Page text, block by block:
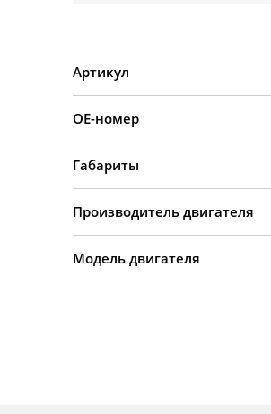
Артикул
OE-номер
Габариты
Производитель двигателя
Модель двигателя